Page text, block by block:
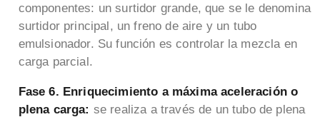
componentes: un surtidor grande, que se le denomina
surtidor principal, un freno de aire y un tubo
emulsionador. Su función es controlar la mezcla en
carga parcial.
Fase 6. Enriquecimiento a máxima aceleración o
plena carga: se realiza a través de un tubo de plena